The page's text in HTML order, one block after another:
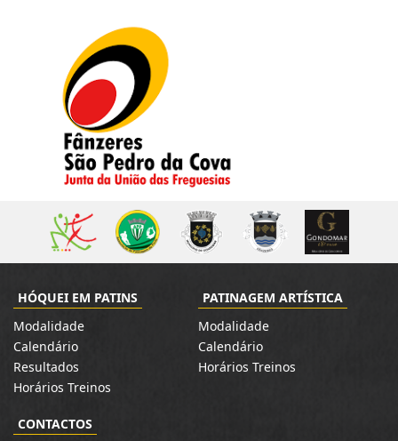
HÓQUEI EM PATINS
Modalidade
Calendário
Resultados
Horários Treinos
PATINAGEM ARTÍSTICA
Modalidade
Calendário
Horários Treinos
CONTACTOS